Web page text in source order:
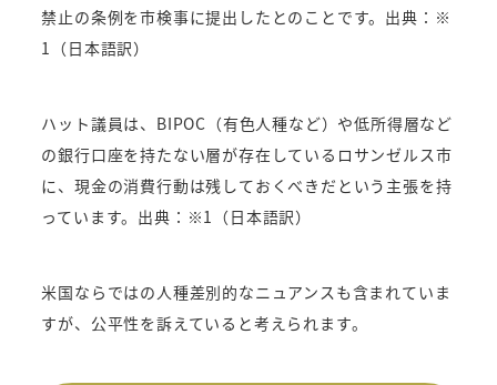
禁止の条例を市検事に提出したとのことです。出典：※
1（日本語訳）
ハット議員は、BIPOC（有色人種など）や低所得層など
の銀行口座を持たない層が存在しているロサンゼルス市
に、現金の消費行動は残しておくべきだという主張を持
っています。出典：※1（日本語訳）
米国ならではの人種差別的なニュアンスも含まれていま
すが、公平性を訴えていると考えられます。